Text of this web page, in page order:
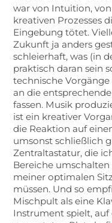
war von Intuition,
kreativen Prozesses
Eingebung tötet.
Zukunft ja anders
schleierhaft, was (in
praktisch daran sein
technische
an die
fassen. Musik
ist ein kreativer
die Reaktion auf
umsonst schließlich
Zentraltastatur, die
Bereiche
meiner optimalen
müssen. Und so
Mischpult als eine
Instrument spielt, auf